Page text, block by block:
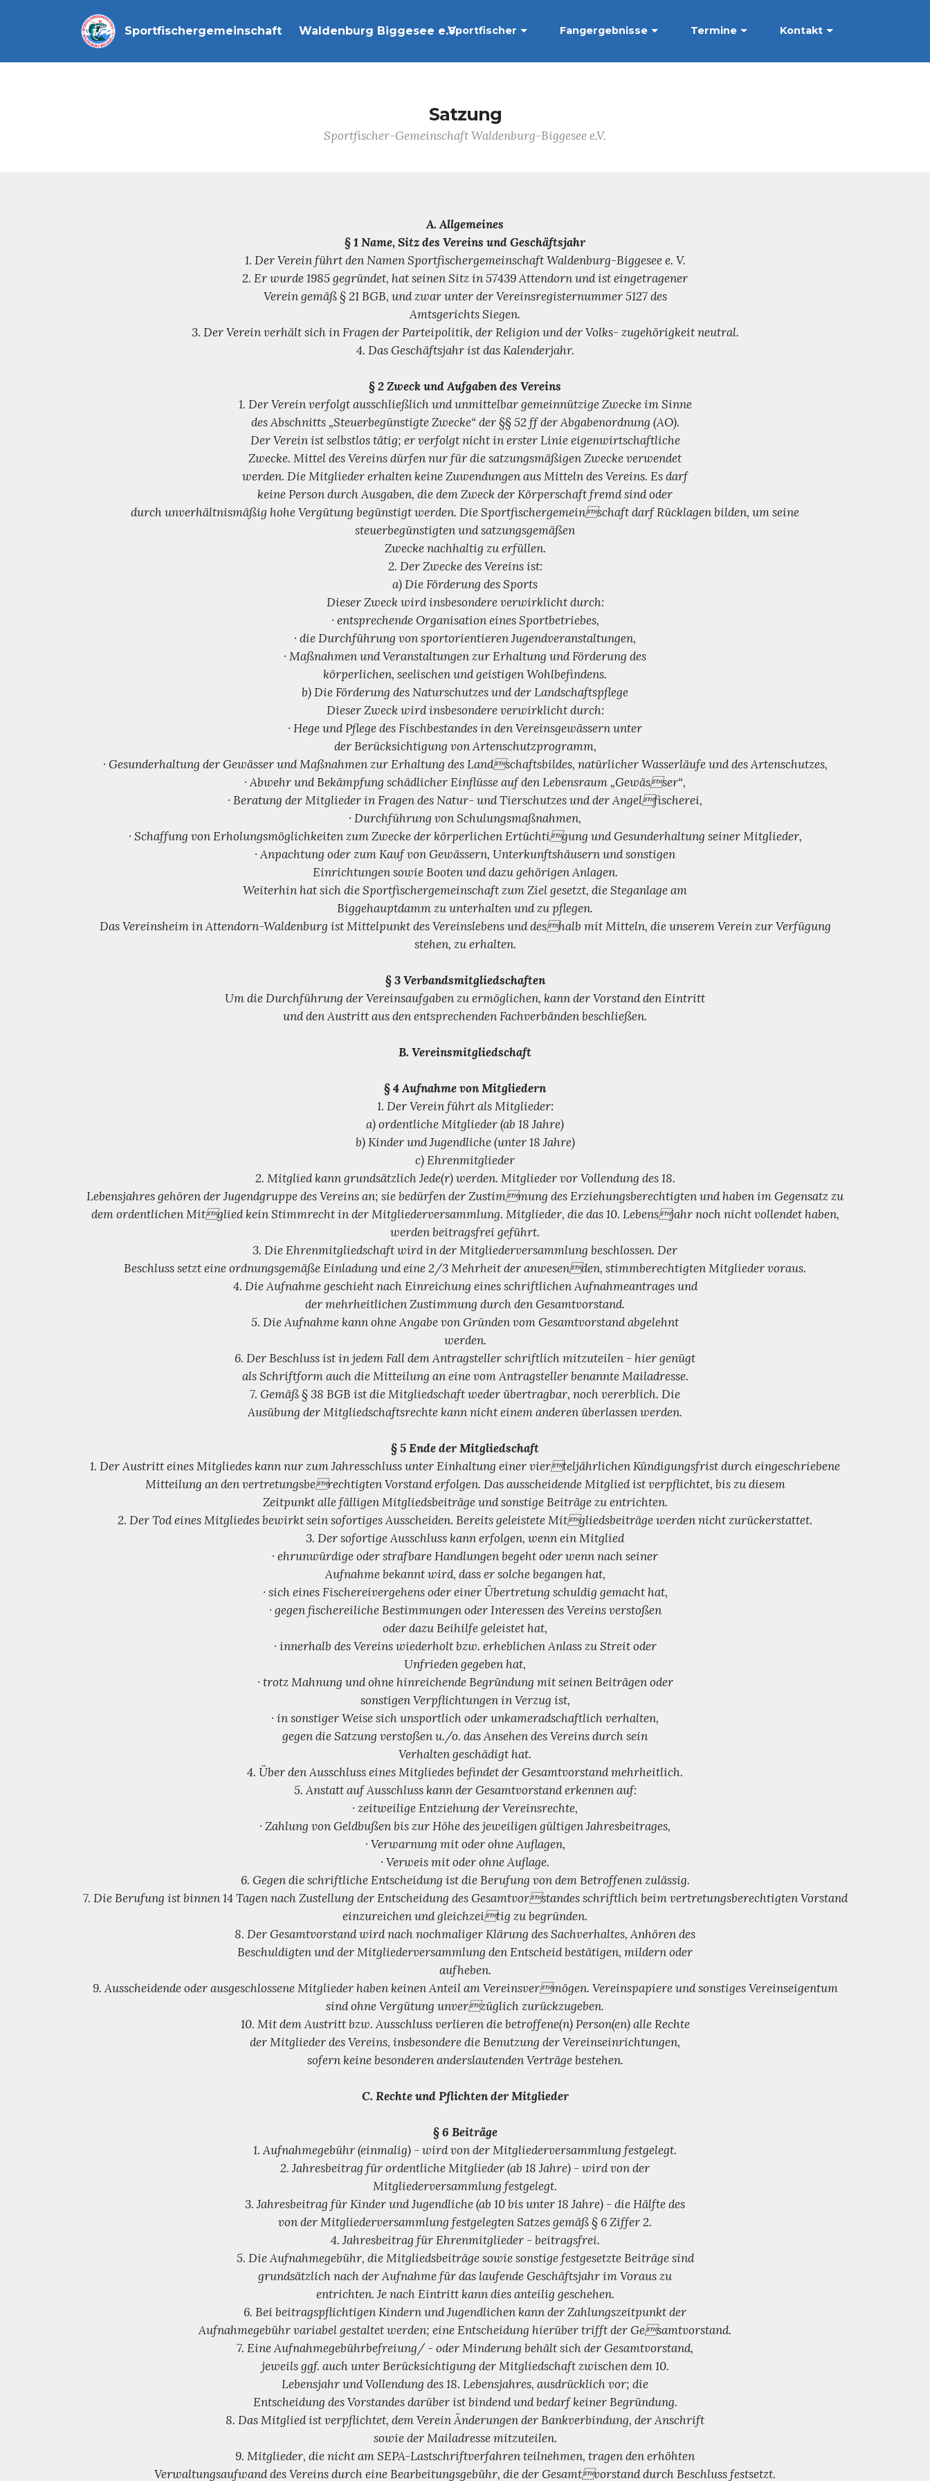
Sportfischergemeinschaft Waldenburg Biggesee e.V.Sportfischer Fangergebnisse Termine Kontakt
Nach oben... zur Startseite
Satzung
Sportfischer-Gemeinschaft Waldenburg-Biggesee e.V.
A. Allgemeines
§ 1 Name, Sitz des Vereins und Geschäftsjahr
1. Der Verein führt den Namen Sportfischergemeinschaft Waldenburg-Biggesee e. V.
2. Er wurde 1985 gegründet, hat seinen Sitz in 57439 Attendorn und ist eingetragener
Verein gemäß § 21 BGB, und zwar unter der Vereinsregisternummer 5127 des
Amtsgerichts Siegen.
3. Der Verein verhält sich in Fragen der Parteipolitik, der Religion und der Volks- zugehörigkeit neutral.
4. Das Geschäftsjahr ist das Kalenderjahr.
§ 2 Zweck und Aufgaben des Vereins
1. Der Verein verfolgt ausschließlich und unmittelbar gemeinnützige Zwecke im Sinne
des Abschnitts „Steuerbegünstigte Zwecke“ der §§ 52 ff der Abgabenordnung (AO).
Der Verein ist selbstlos tätig; er verfolgt nicht in erster Linie eigenwirtschaftliche
Zwecke. Mittel des Vereins dürfen nur für die satzungsmäßigen Zwecke verwendet
werden. Die Mitglieder erhalten keine Zuwendungen aus Mitteln des Vereins. Es darf
keine Person durch Ausgaben, die dem Zweck der Körperschaft fremd sind oder
durch unverhältnismäßig hohe Vergütung begünstigt werden. Die Sportfischergemeinschaft darf Rücklagen bilden, um seine
steuerbegünstigten und satzungsgemäßen
Zwecke nachhaltig zu erfüllen.
2. Der Zwecke des Vereins ist:
a) Die Förderung des Sports
Dieser Zweck wird insbesondere verwirklicht durch:
· entsprechende Organisation eines Sportbetriebes,
· die Durchführung von sportorientieren Jugendveranstaltungen,
· Maßnahmen und Veranstaltungen zur Erhaltung und Förderung des
körperlichen, seelischen und geistigen Wohlbefindens.
b) Die Förderung des Naturschutzes und der Landschaftspflege
Dieser Zweck wird insbesondere verwirklicht durch:
· Hege und Pflege des Fischbestandes in den Vereinsgewässern unter
der Berücksichtigung von Artenschutzprogramm,
· Gesunderhaltung der Gewässer und Maßnahmen zur Erhaltung des Landschaftsbildes, natürlicher Wasserläufe und des Artenschutzes,
· Abwehr und Bekämpfung schädlicher Einflüsse auf den Lebensraum „Gewässer“,
· Beratung der Mitglieder in Fragen des Natur- und Tierschutzes und der Angelfischerei,
· Durchführung von Schulungsmaßnahmen,
· Schaffung von Erholungsmöglichkeiten zum Zwecke der körperlichen Ertüchtigung und Gesunderhaltung seiner Mitglieder,
· Anpachtung oder zum Kauf von Gewässern, Unterkunftshäusern und sonstigen
Einrichtungen sowie Booten und dazu gehörigen Anlagen.
Weiterhin hat sich die Sportfischergemeinschaft zum Ziel gesetzt, die Steganlage am
Biggehauptdamm zu unterhalten und zu pflegen.
Das Vereinsheim in Attendorn-Waldenburg ist Mittelpunkt des Vereinslebens und deshalb mit Mitteln, die unserem Verein zur Verfügung
stehen, zu erhalten.
§ 3 Verbandsmitgliedschaften
Um die Durchführung der Vereinsaufgaben zu ermöglichen, kann der Vorstand den Eintritt
und den Austritt aus den entsprechenden Fachverbänden beschließen.
B. Vereinsmitgliedschaft
§ 4 Aufnahme von Mitgliedern
1. Der Verein führt als Mitglieder:
a) ordentliche Mitglieder (ab 18 Jahre)
b) Kinder und Jugendliche (unter 18 Jahre)
c) Ehrenmitglieder
2. Mitglied kann grundsätzlich Jede(r) werden. Mitglieder vor Vollendung des 18.
Lebensjahres gehören der Jugendgruppe des Vereins an; sie bedürfen der Zustimmung des Erziehungsberechtigten und haben im Gegensatz zu
dem ordentlichen Mitglied kein Stimmrecht in der Mitgliederversammlung. Mitglieder, die das 10. Lebensjahr noch nicht vollendet haben,
werden beitragsfrei geführt.
3. Die Ehrenmitgliedschaft wird in der Mitgliederversammlung beschlossen. Der
Beschluss setzt eine ordnungsgemäße Einladung und eine 2/3 Mehrheit der anwesenden, stimmberechtigten Mitglieder voraus.
4. Die Aufnahme geschieht nach Einreichung eines schriftlichen Aufnahmeantrages und
der mehrheitlichen Zustimmung durch den Gesamtvorstand.
5. Die Aufnahme kann ohne Angabe von Gründen vom Gesamtvorstand abgelehnt
werden.
6. Der Beschluss ist in jedem Fall dem Antragsteller schriftlich mitzuteilen - hier genügt
als Schriftform auch die Mitteilung an eine vom Antragsteller benannte Mailadresse.
7. Gemäß § 38 BGB ist die Mitgliedschaft weder übertragbar, noch vererblich. Die
Ausübung der Mitgliedschaftsrechte kann nicht einem anderen überlassen werden.
§ 5 Ende der Mitgliedschaft
1. Der Austritt eines Mitgliedes kann nur zum Jahresschluss unter Einhaltung einer vierteljährlichen Kündigungsfrist durch eingeschriebene
Mitteilung an den vertretungsberechtigten Vorstand erfolgen. Das ausscheidende Mitglied ist verpflichtet, bis zu diesem
Zeitpunkt alle fälligen Mitgliedsbeiträge und sonstige Beiträge zu entrichten.
2. Der Tod eines Mitgliedes bewirkt sein sofortiges Ausscheiden. Bereits geleistete Mitgliedsbeiträge werden nicht zurückerstattet.
3. Der sofortige Ausschluss kann erfolgen, wenn ein Mitglied
· ehrunwürdige oder strafbare Handlungen begeht oder wenn nach seiner
Aufnahme bekannt wird, dass er solche begangen hat,
· sich eines Fischereivergehens oder einer Übertretung schuldig gemacht hat,
· gegen fischereiliche Bestimmungen oder Interessen des Vereins verstoßen
oder dazu Beihilfe geleistet hat,
· innerhalb des Vereins wiederholt bzw. erheblichen Anlass zu Streit oder
Unfrieden gegeben hat,
· trotz Mahnung und ohne hinreichende Begründung mit seinen Beiträgen oder
sonstigen Verpflichtungen in Verzug ist,
· in sonstiger Weise sich unsportlich oder unkameradschaftlich verhalten,
gegen die Satzung verstoßen u./o. das Ansehen des Vereins durch sein
Verhalten geschädigt hat.
4. Über den Ausschluss eines Mitgliedes befindet der Gesamtvorstand mehrheitlich.
5. Anstatt auf Ausschluss kann der Gesamtvorstand erkennen auf:
· zeitweilige Entziehung der Vereinsrechte,
· Zahlung von Geldbußen bis zur Höhe des jeweiligen gültigen Jahresbeitrages,
· Verwarnung mit oder ohne Auflagen,
· Verweis mit oder ohne Auflage.
6. Gegen die schriftliche Entscheidung ist die Berufung von dem Betroffenen zulässig.
7. Die Berufung ist binnen 14 Tagen nach Zustellung der Entscheidung des Gesamtvorstandes schriftlich beim vertretungsberechtigten Vorstand
einzureichen und gleichzeitig zu begründen.
8. Der Gesamtvorstand wird nach nochmaliger Klärung des Sachverhaltes, Anhören des
Beschuldigten und der Mitgliederversammlung den Entscheid bestätigen, mildern oder
aufheben.
9. Ausscheidende oder ausgeschlossene Mitglieder haben keinen Anteil am Vereinsvermögen. Vereinspapiere und sonstiges Vereinseigentum
sind ohne Vergütung unverzüglich zurückzugeben.
10. Mit dem Austritt bzw. Ausschluss verlieren die betroffene(n) Person(en) alle Rechte
der Mitglieder des Vereins, insbesondere die Benutzung der Vereinseinrichtungen,
sofern keine besonderen anderslautenden Verträge bestehen.
C. Rechte und Pflichten der Mitglieder
§ 6 Beiträge
1. Aufnahmegebühr (einmalig) - wird von der Mitgliederversammlung festgelegt.
2. Jahresbeitrag für ordentliche Mitglieder (ab 18 Jahre) - wird von der
Mitgliederversammlung festgelegt.
3. Jahresbeitrag für Kinder und Jugendliche (ab 10 bis unter 18 Jahre) - die Hälfte des
von der Mitgliederversammlung festgelegten Satzes gemäß § 6 Ziffer 2.
4. Jahresbeitrag für Ehrenmitglieder - beitragsfrei.
5. Die Aufnahmegebühr, die Mitgliedsbeiträge sowie sonstige festgesetzte Beiträge sind
grundsätzlich nach der Aufnahme für das laufende Geschäftsjahr im Voraus zu
entrichten. Je nach Eintritt kann dies anteilig geschehen.
6. Bei beitragspflichtigen Kindern und Jugendlichen kann der Zahlungszeitpunkt der
Aufnahmegebühr variabel gestaltet werden; eine Entscheidung hierüber trifft der Gesamtvorstand.
7. Eine Aufnahmegebührbefreiung/ - oder Minderung behält sich der Gesamtvorstand,
jeweils ggf. auch unter Berücksichtigung der Mitgliedschaft zwischen dem 10.
Lebensjahr und Vollendung des 18. Lebensjahres, ausdrücklich vor; die
Entscheidung des Vorstandes darüber ist bindend und bedarf keiner Begründung.
8. Das Mitglied ist verpflichtet, dem Verein Änderungen der Bankverbindung, der Anschrift
sowie der Mailadresse mitzuteilen.
9. Mitglieder, die nicht am SEPA-Lastschriftverfahren teilnehmen, tragen den erhöhten
Verwaltungsaufwand des Vereins durch eine Bearbeitungsgebühr, die der Gesamtvorstand durch Beschluss festsetzt.